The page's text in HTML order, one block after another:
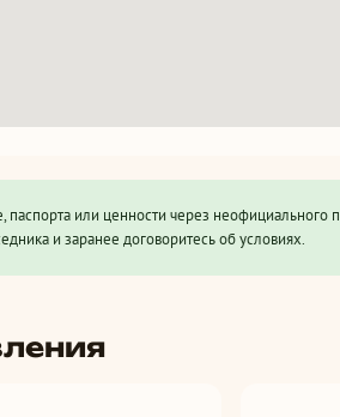
паспорта или ценности через неофициального
и заранее договоритесь об условиях.